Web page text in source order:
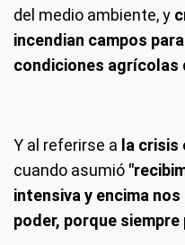
del medio ambiente, y
incendian campos
condiciones agrícolas
Y al referirse a la crisis
cuando asumió
intensiva y encima
poder, porque siempre